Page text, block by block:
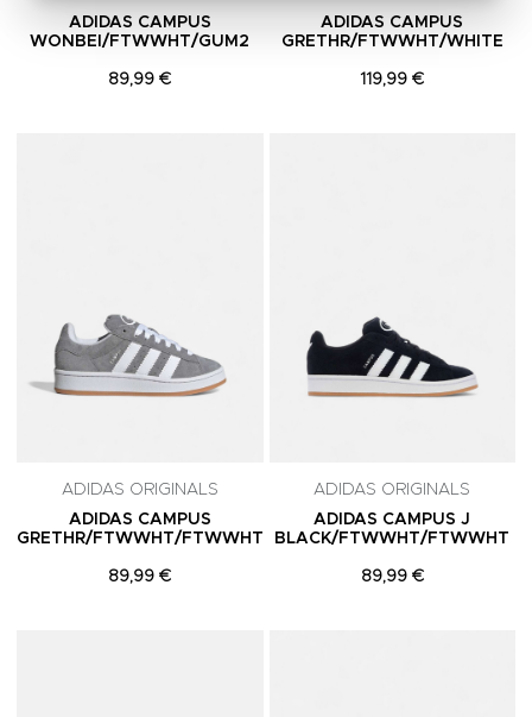
ADIDAS CAMPUS
WONBEI/FTWWHT/GUM2
89,99 €
ADIDAS CAMPUS
GRETHR/FTWWHT/WHITE
119,99 €
ADIDAS ORIGINALS
ADIDAS CAMPUS
GRETHR/FTWWHT/FTWWHT
89,99 €
ADIDAS ORIGINALS
ADIDAS CAMPUS J
BLACK/FTWWHT/FTWWHT
89,99 €